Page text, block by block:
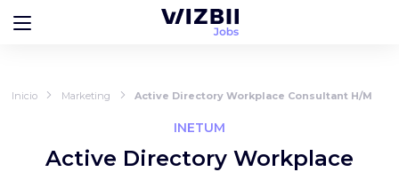
Inicio Marketing Active Directory Workplace Consultant H/M
INETUM
Active Directory Workplace